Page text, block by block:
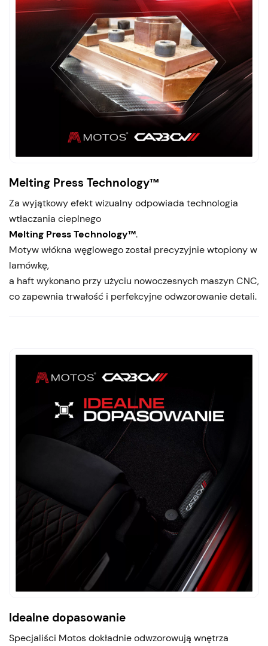
Melting Press Technology™
Za wyjątkowy efekt wizualny odpowiada technologia
wtłaczania cieplnego
Melting Press Technology™.
Motyw włókna węglowego został precyzyjnie wtopiony w
lamówkę,
a haft wykonano przy użyciu nowoczesnych maszyn CNC,
co zapewnia trwałość i perfekcyjne odwzorowanie detali.
Idealne dopasowanie
Specjaliści Motos dokładnie odwzorowują wnętrza